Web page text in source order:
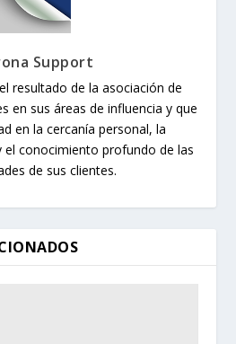
Support
resultado de la asociación de
en sus áreas de influencia y que
en la cercanía personal, la
el conocimiento profundo de las
de sus clientes.